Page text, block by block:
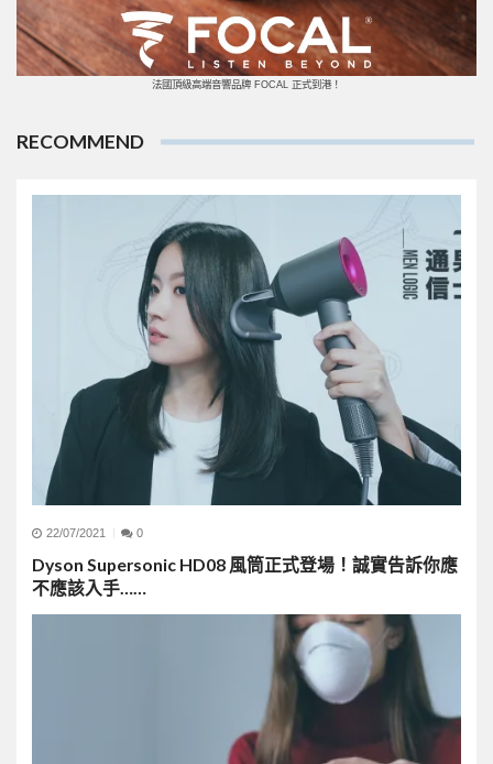
法國頂級高端音響品牌 FOCAL 正式到港！
RECOMMEND
22/07/2021 0
Dyson Supersonic HD08 風筒正式登場！誠實告訴你應
不應該入手……